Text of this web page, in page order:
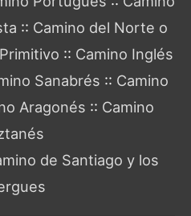
:: Camino del Norte o
:: Camino Inglés
Sanabrés :: Camino
Aragonés :: Camino
de Santiago y los